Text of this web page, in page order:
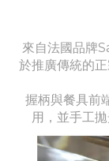
來自法國品牌
於推廣傳統的
握柄與餐具前
用，並手工